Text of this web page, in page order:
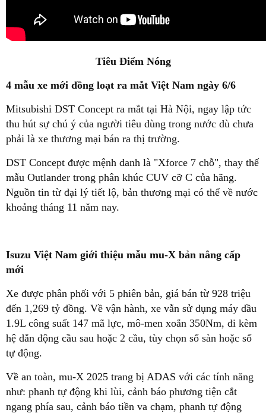
Tiêu Điểm Nóng
4 mẫu xe mới đồng loạt ra mắt Việt Nam ngày 6/6
Mitsubishi DST Concept ra mắt tại Hà Nội, ngay lập tức
thu hút sự chú ý của người tiêu dùng trong nước dù chưa
phải là xe thương mại bán ra thị trường.
DST Concept được mệnh danh là "Xforce 7 chỗ", thay thế
mẫu Outlander trong phân khúc CUV cỡ C của hãng.
Nguồn tin từ đại lý tiết lộ, bản thương mại có thể về nước
khoảng tháng 11 năm nay.
Isuzu Việt Nam giới thiệu mẫu mu-X bản nâng cấp
mới
Xe được phân phối với 5 phiên bản, giá bán từ 928 triệu
đến 1,269 tỷ đồng. Về vận hành, xe vẫn sử dụng máy dầu
1.9L công suất 147 mã lực, mô-men xoắn 350Nm, đi kèm
hệ dẫn động cầu sau hoặc 2 cầu, tùy chọn số sàn hoặc số
tự động.
Về an toàn, mu-X 2025 trang bị ADAS với các tính năng
như: phanh tự động khi lùi, cảnh báo phương tiện cắt
ngang phía sau, cảnh báo tiền va chạm, phanh tự động